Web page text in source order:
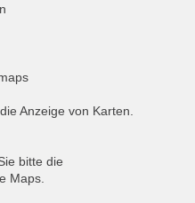
Anzeige von Karten.
bitte die
Maps.